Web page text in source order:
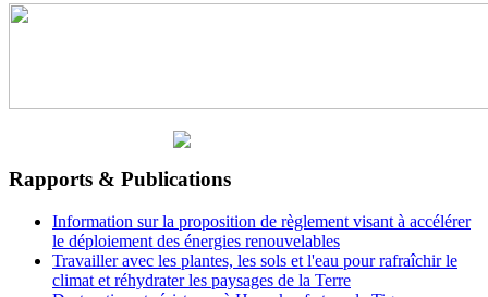
Rapports & Publications
Information sur la proposition de règlement visant à accélérer
le déploiement des énergies renouvelables
Travailler avec les plantes, les sols et l'eau pour rafraîchir le
climat et réhydrater les paysages de la Terre